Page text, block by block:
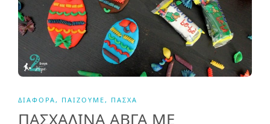
ΔΙΆΦΟΡΑ, ΠΑΊΖΟΥΜΕ, ΠΆΣΧΑ
ΠΑΣΧΑΛΙΝΑ ΑΒΓΑ ΜΕ